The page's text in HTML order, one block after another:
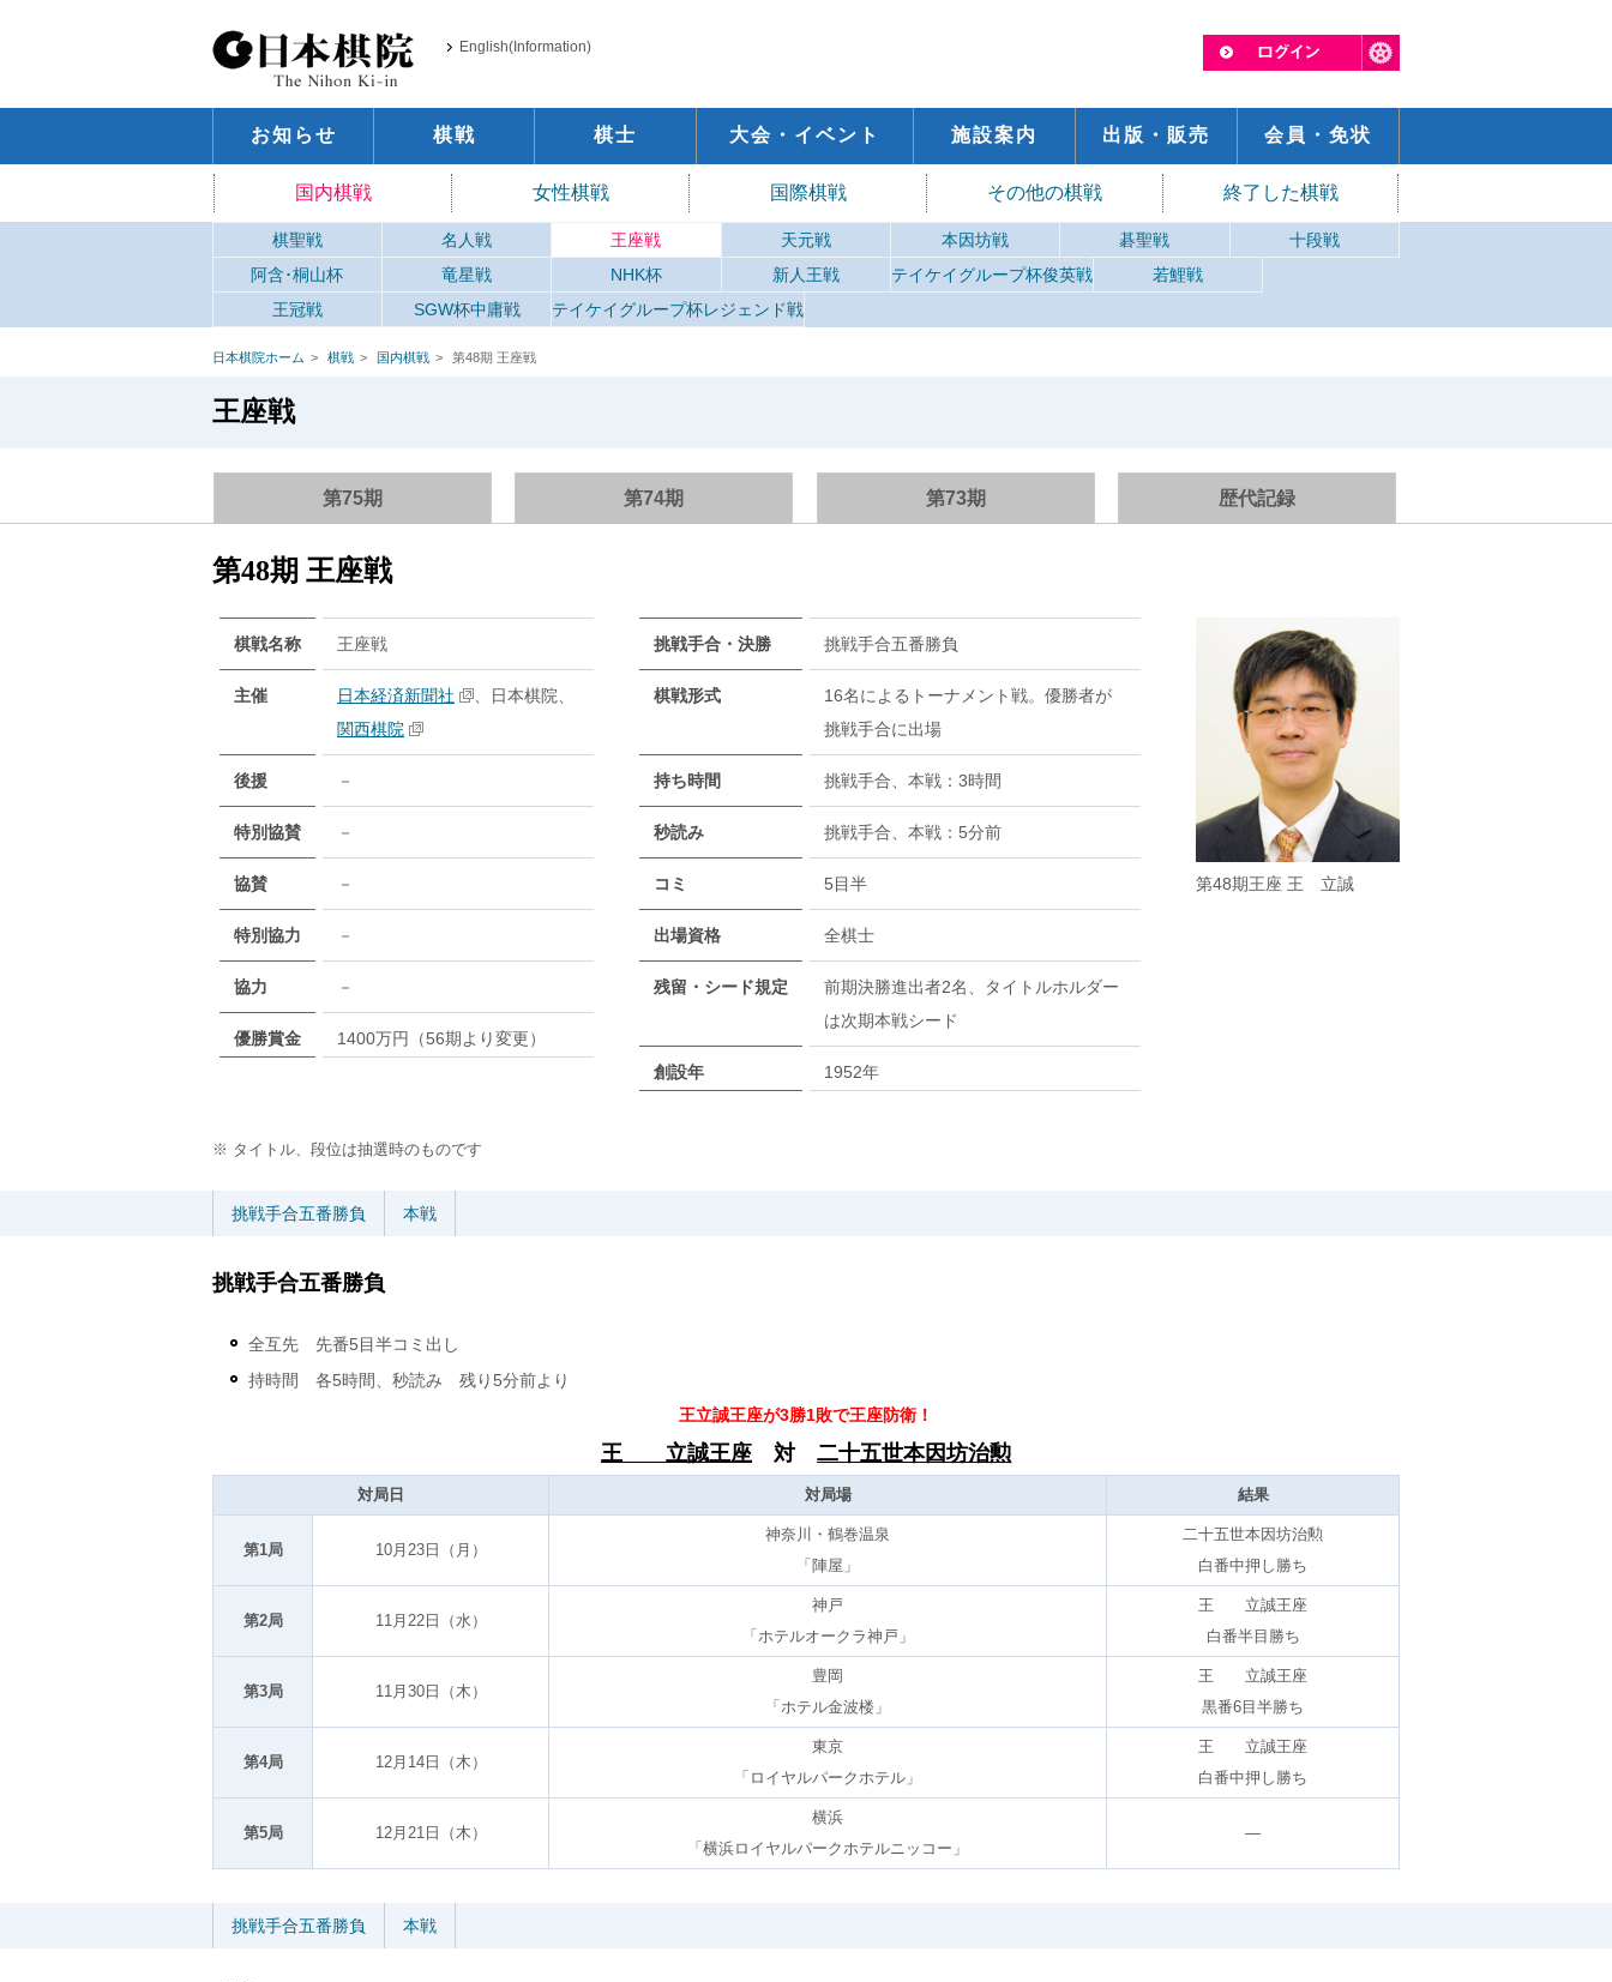
English(Information)
お知らせ 棋戦 棋士 大会・イベント 施設案内 出版・販売 会員・免状
国内棋戦 女性棋戦 国際棋戦 その他の棋戦 終了した棋戦
棋聖戦 名人戦 王座戦 天元戦 本因坊戦 碁聖戦
十段戦
阿含･桐山杯
竜星戦 NHK杯 新人王戦 テイケイグループ杯俊英戦
若鯉戦
王冠戦
SGW杯中庸戦 テイケイグループ杯レジェンド戦
日本棋院ホーム 棋戦 国内棋戦 第48期 王座戦
王座戦
第75期 第74期 第73期 歴代記録
第48期 王座戦
棋戦名称 王座戦
主催 日本経済新聞社
、日本棋院、
関西棋院
後援 －
特別協賛 －
協賛 －
特別協力 －
協力 －
優勝賞金 1400万円（56期より変更）
挑戦手合・決勝 挑戦手合五番勝負
棋戦形式
16名によるトーナメント戦。優勝者が
挑戦手合に出場
持ち時間 挑戦手合、本戦：3時間
秒読み 挑戦手合、本戦：5分前
コミ 5目半
出場資格 全棋士
残留・シード規定
前期決勝進出者2名、タイトルホルダー
は次期本戦シード
創設年 1952年
第48期王座 王 立誠
※ タイトル、段位は抽選時のものです
挑戦手合五番勝負 本戦
挑戦手合五番勝負
全互先 先番5目半コミ出し
持時間 各5時間、秒読み 残り5分前より
王立誠王座が3勝1敗で王座防衛！
王 立誠王座 対 二十五世本因坊治勲
対局日 対局場 結果
第1局 10月23日（月）
神奈川・鶴巻温泉
「陣屋」
二十五世本因坊治勲
白番中押し勝ち
第2局 11月22日（水）
神戸
「ホテルオークラ神戸」
王 立誠王座
白番半目勝ち
第3局 11月30日（木）
豊岡
「ホテル金波楼」
王 立誠王座
黒番6目半勝ち
第4局 12月14日（木）
東京
「ロイヤルパークホテル」
王 立誠王座
白番中押し勝ち
第5局 12月21日（木）
横浜
「横浜ロイヤルパークホテルニッコー」
―
挑戦手合五番勝負 本戦